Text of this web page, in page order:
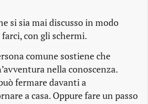
si sia mai discusso in modo
farci, con gli schermi.
comune sostiene che
nella conoscenza.
fermare davanti a
a casa. Oppure fare un passo